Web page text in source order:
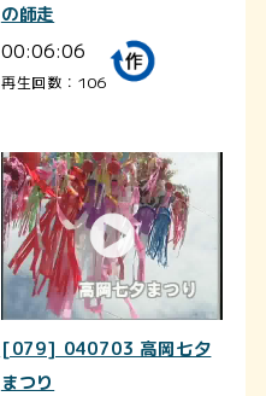
の師走
00:06:06
再生回数：106
[079] 040703 高岡七夕
まつり